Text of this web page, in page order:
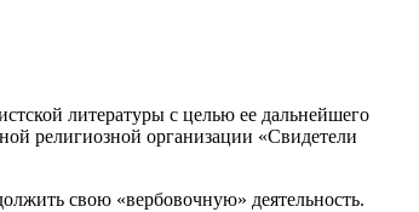
литературы с целью ее дальнейшего
религиозной организации «Свидетели
свою «вербовочную» деятельность.